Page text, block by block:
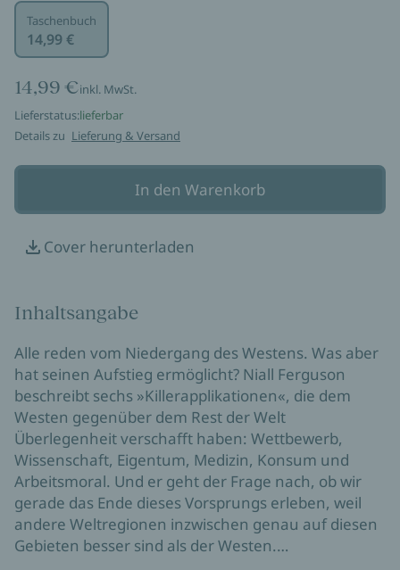
Taschenbuch
14,99 €
14,99 €inkl. MwSt.
Lieferstatus:lieferbar
Details zu Lieferung & Versand
In den Warenkorb
Cover herunterladen
Inhaltsangabe
Alle reden vom Niedergang des Westens. Was aber
hat seinen Aufstieg ermöglicht? Niall Ferguson
beschreibt sechs »Killerapplikationen«, die dem
Westen gegenüber dem Rest der Welt
Überlegenheit verschafft haben: Wettbewerb,
Wissenschaft, Eigentum, Medizin, Konsum und
Arbeitsmoral. Und er geht der Frage nach, ob wir
gerade das Ende dieses Vorsprungs erleben, weil
andere Weltregionen inzwischen genau auf diesen
Gebieten besser sind als der Westen.